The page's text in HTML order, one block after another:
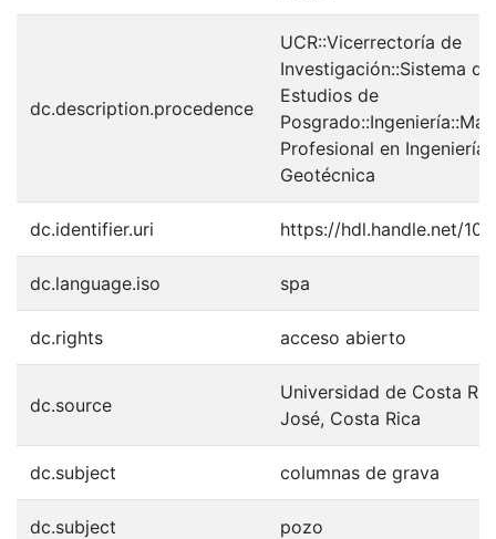
dc.description.procedence
UCR::Vicerrectoría de
Investigación::Sistema de
Estudios de
Profesional en Ingeniería
Geotécnica
dc.identifier.uri https://hdl.handle.net/
dc.language.iso spa
dc.rights acceso abierto
dc.source
Universidad de Costa
José, Costa Rica
dc.subject columnas de grava
dc.subject pozo